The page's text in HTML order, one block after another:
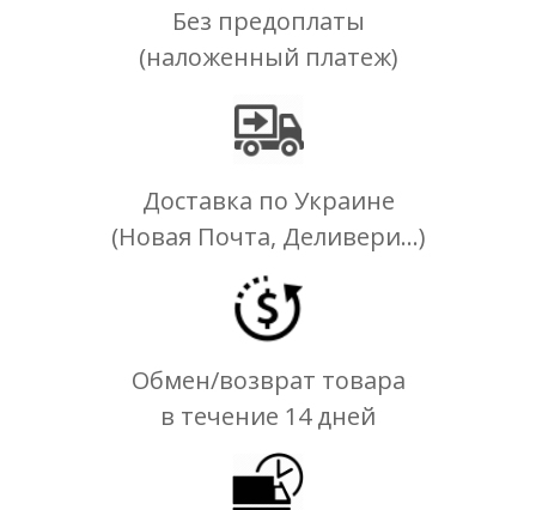
Без предоплаты
(наложенный платеж)
Доставка по Украине
(Новая Почта, Деливери...)
Обмен/возврат товара
в течение 14 дней